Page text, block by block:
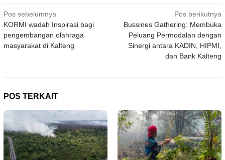
Navigasi
pos
Pos sebelumnya
KORMI wadah Inspirasi bagi
pengembangan olahraga
masyarakat di Kalteng
Pos berikutnya
Bussines Gathering: Membuka
Peluang Permodalan dengan
Sinergi antara KADIN, HIPMI,
dan Bank Kalteng
POS TERKAIT